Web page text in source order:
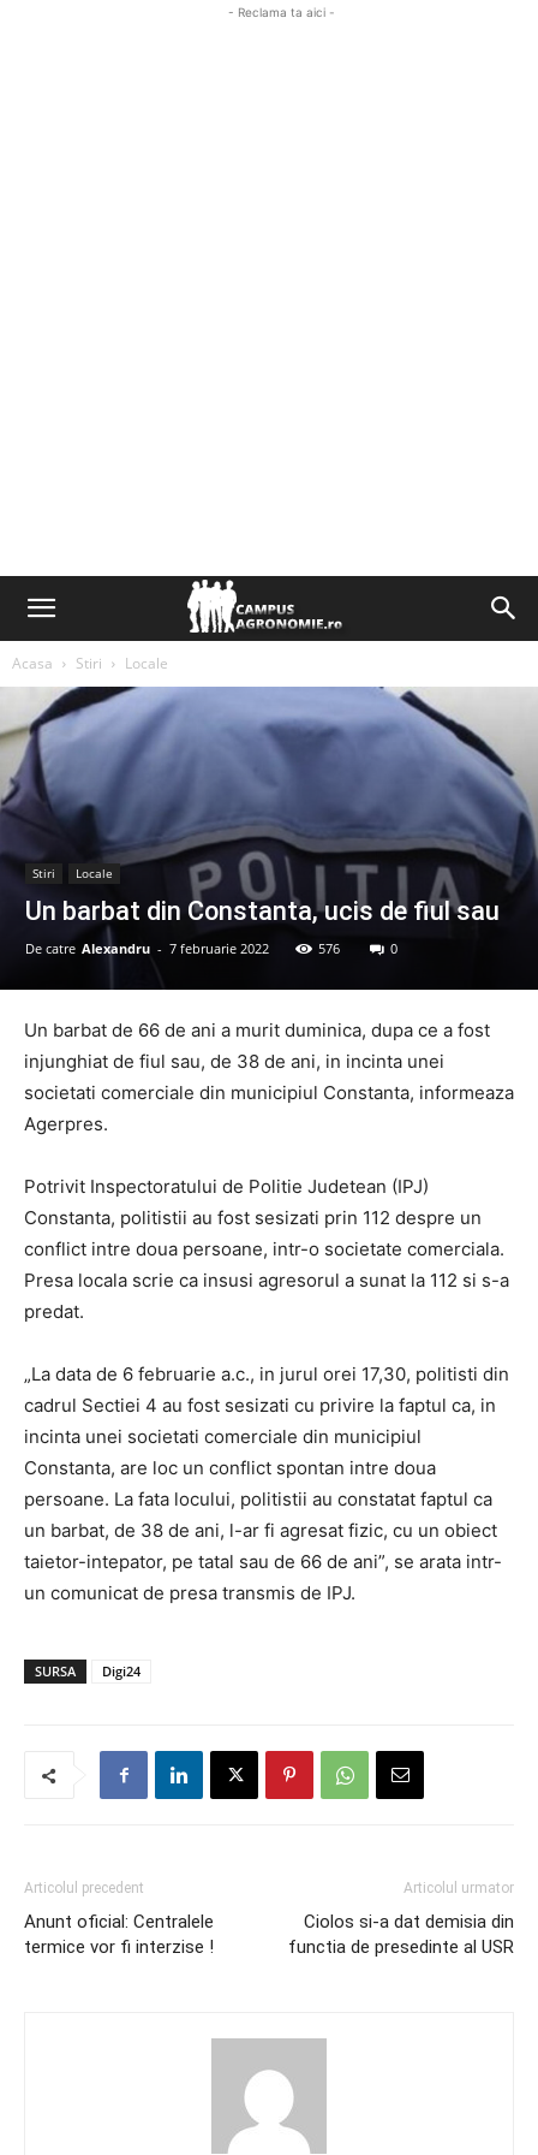
- Reclama ta aici -
Acasa Stiri Locale
Stiri Locale
Un barbat din Constanta, ucis de fiul sau
De catre Alexandru - 7 februarie 2022 576 0
Un barbat de 66 de ani a murit duminica, dupa ce a fost
injunghiat de fiul sau, de 38 de ani, in incinta unei
societati comerciale din municipiul Constanta, informeaza
Agerpres.
Potrivit Inspectoratului de Politie Judetean (IPJ)
Constanta, politistii au fost sesizati prin 112 despre un
conflict intre doua persoane, intr-o societate comerciala.
Presa locala scrie ca insusi agresorul a sunat la 112 si s-a
predat.
„La data de 6 februarie a.c., in jurul orei 17,30, politisti din
cadrul Sectiei 4 au fost sesizati cu privire la faptul ca, in
incinta unei societati comerciale din municipiul
Constanta, are loc un conflict spontan intre doua
persoane. La fata locului, politistii au constatat faptul ca
un barbat, de 38 de ani, l-ar fi agresat fizic, cu un obiect
taietor-intepator, pe tatal sau de 66 de ani”, se arata intr-
un comunicat de presa transmis de IPJ.
SURSA Digi24
Articolul precedent
Anunt oficial: Centralele
termice vor fi interzise !
Articolul urmator
Ciolos si-a dat demisia din
functia de presedinte al USR